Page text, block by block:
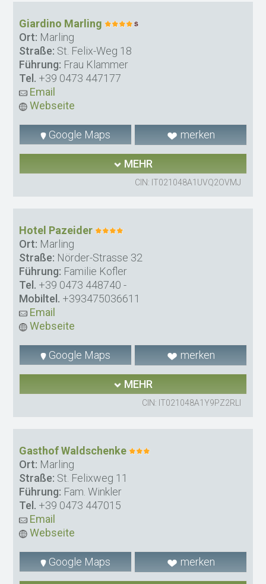
Giardino Marling
Ort: Marling
Straße: St. Felix-Weg 18
Führung: Frau Klammer
Tel. +39 0473 447177
Email
Webseite
Google Maps merken
MEHR
CIN: IT021048A1UVQ2OVMJ
Hotel Pazeider
Ort: Marling
Straße: Nörder-Strasse 32
Führung: Familie Kofler
Tel. +39 0473 448740 -
Mobiltel. +393475036611
Email
Webseite
Google Maps merken
MEHR
CIN: IT021048A1Y9PZ2RLI
Gasthof Waldschenke
Ort: Marling
Straße: St. Felixweg 11
Führung: Fam. Winkler
Tel. +39 0473 447015
Email
Webseite
Google Maps merken